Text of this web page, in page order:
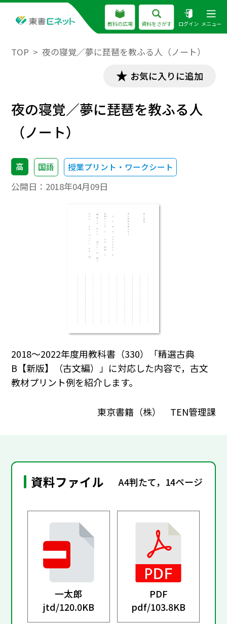
教科の広場 資料をさがす ログイン メニュー
TOP 夜の寝覚／夢に琵琶を教ふる人（ノート）
お気に入りに追加
夜の寝覚／夢に琵琶を教ふる人
（ノート）
高 国語 授業プリント・ワークシート
公開日： 2018年04月09日
2018～2022年度用教科書（330）「精選古典
B【新版】（古文編）」に対応した内容で，古文
教材プリント例を紹介します。
東京書籍（株） TEN管理課
資料ファイル A4判たて，14ページ
一太郎
jtd/120.0KB
PDF
pdf/103.8KB